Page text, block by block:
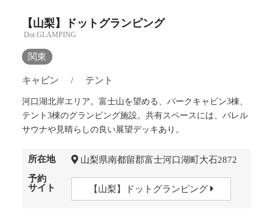
【山梨】ドットグランピング
Dot GLAMPING
関東
キャビン / テント
河口湖北岸エリア。富士山を望める、パークキャビン3棟、
テント3棟のグランピング施設。共有スペースには、バレル
サウナや見晴らしの良い展望デッキあり。
所在地
山梨県南都留郡富士河口湖町大石2872
予約
サイト
【山梨】ドットグランピング